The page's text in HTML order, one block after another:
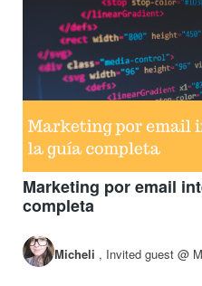
Marketing por email
completa
Micheli , Invited guest @